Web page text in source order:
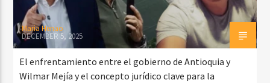
Maria Henao
DECEMBER 5, 2025
El enfrentamiento entre el gobierno de Antioquia y
Wilmar Mejía y el concepto jurídico clave para la